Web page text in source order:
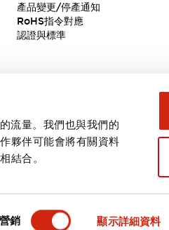
流量。我們也與我們的
夥伴可能會將有關資料
結合。
銷 顯示詳細資料
文件和檔案
產品變更/停產通知
RoHS指令對應
認證與標準